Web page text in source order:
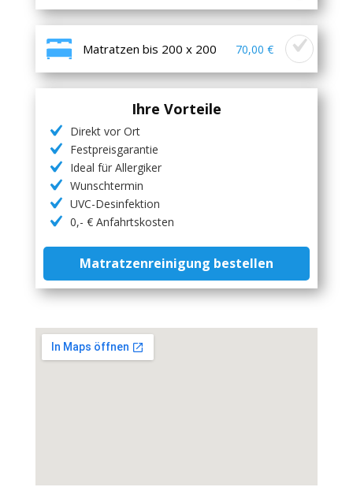
Matratzen bis 200 x 200 70,00 €
Ihre Vorteile
Direkt vor Ort
Festpreisgarantie
Ideal für Allergiker
Wunschtermin
UVC-Desinfektion
0,- € Anfahrtskosten
Matratzenreinigung bestellen